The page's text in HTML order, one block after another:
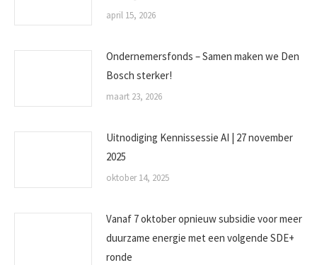
april 15, 2026
Ondernemersfonds – Samen maken we Den
Bosch sterker!
maart 23, 2026
Uitnodiging Kennissessie AI | 27 november
2025
oktober 14, 2025
Vanaf 7 oktober opnieuw subsidie voor meer
duurzame energie met een volgende SDE+
ronde